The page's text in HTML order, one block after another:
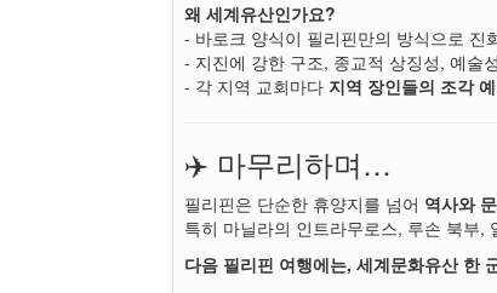
왜 세계유산인가요?
- 바로크 양식이 필리핀만의 방식으로 진
- 지진에 강한 구조, 종교적 상징성, 예술
- 각 지역 교회마다 지역 장인들의 조각
✈️ 마무리하며…
필리핀은 단순한 휴양지를 넘어 역사와
특히 마닐라의 인트라무로스, 루손 북부,
다음 필리핀 여행에는, 세계문화유산 한